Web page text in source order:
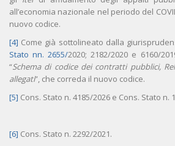
all’economia nazionale nel periodo del
nuovo codice.
[4] Come già sottolineato dalla
Stato nn. 2655/2020; 2182/2020 e 6160/
“Schema di codice dei contratti pubblici,
allegati”, che correda il nuovo codice.
[5] Cons. Stato n. 4185/2026 e Cons. Stato n.
[6] Cons. Stato n. 2292/2021.